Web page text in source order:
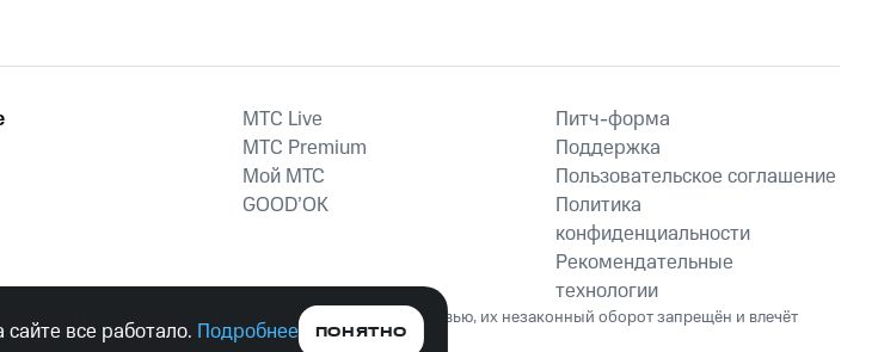
MTС Live
MTС Premium
Мой МТС
GOOD’OK
Питч-форма
Поддержка
Пользовательское соглашение
Политика
конфиденциальности
Рекомендательные
технологии
веществ, их аналогов причиняет вред здоровью, их незаконный оборот запрещён и влечёт
все работало. Подробнее ПОНЯТНО